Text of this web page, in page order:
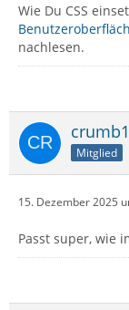
Wie Du CSS
nachlesen.
crumb1
Mitglied
15. Dezember 2025
Passt super, wie